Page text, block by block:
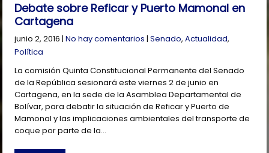
Debate sobre Reficar y Puerto Mamonal en
Cartagena
junio 2, 2016 |No hay comentarios |Senado,Actualidad,
Política
La comisión Quinta Constitucional Permanente del Senado
de la República sesionará este viernes 2 de junio en
Cartagena, en la sede de la Asamblea Departamental de
Bolívar, para debatir la situación de Reficar y Puerto de
Mamonal y las implicaciones ambientales del transporte de
coque por parte de la…